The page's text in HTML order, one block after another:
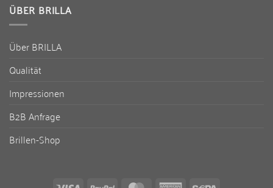
ÜBER BRILLA
Über BRILLA
Qualität
Impressionen
B2B Anfrage
Brillen-Shop